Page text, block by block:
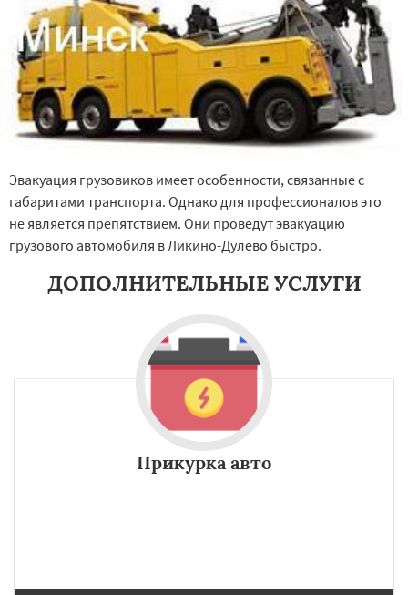
Эвакуация грузовиков имеет особенности, связанные с
габаритами транспорта. Однако для профессионалов это
не является препятствием. Они проведут эвакуацию
грузового автомобиля в Ликино-Дулево быстро.
ДОПОЛНИТЕЛЬНЫЕ УСЛУГИ
Прикурка авто